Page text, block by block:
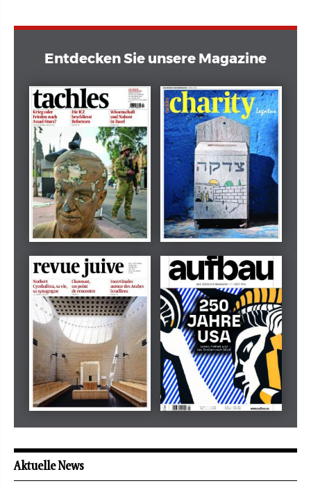
Entdecken Sie unsere Magazine
Dezember 2024
tachles
März 2026
Beilage
revue juive aufbau
Aktuelle News